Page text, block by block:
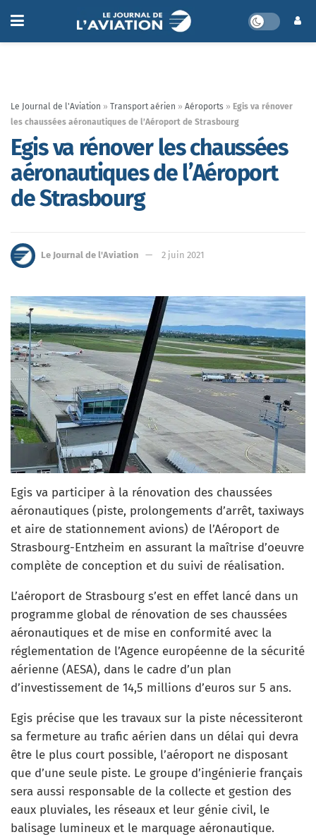
Le Journal de l'Aviation » Transport aérien » Aéroports » Egis va rénover
les chaussées aéronautiques de l’Aéroport de Strasbourg
Egis va rénover les chaussées
aéronautiques de l’Aéroport
de Strasbourg
Le Journal de l'Aviation 2 juin 2021
Egis va participer à la rénovation des chaussées
aéronautiques (piste, prolongements d’arrêt, taxiways
et aire de stationnement avions) de l’Aéroport de
Strasbourg-Entzheim en assurant la maîtrise d’oeuvre
complète de conception et du suivi de réalisation.
L’aéroport de Strasbourg s’est en effet lancé dans un
programme global de rénovation de ses chaussées
aéronautiques et de mise en conformité avec la
réglementation de l’Agence européenne de la sécurité
aérienne (AESA), dans le cadre d’un plan
d’investissement de 14,5 millions d’euros sur 5 ans.
Egis précise que les travaux sur la piste nécessiteront
sa fermeture au trafic aérien dans un délai qui devra
être le plus court possible, l’aéroport ne disposant
que d’une seule piste. Le groupe d’ingénierie français
sera aussi responsable de la collecte et gestion des
eaux pluviales, les réseaux et leur génie civil, le
balisage lumineux et le marquage aéronautique.